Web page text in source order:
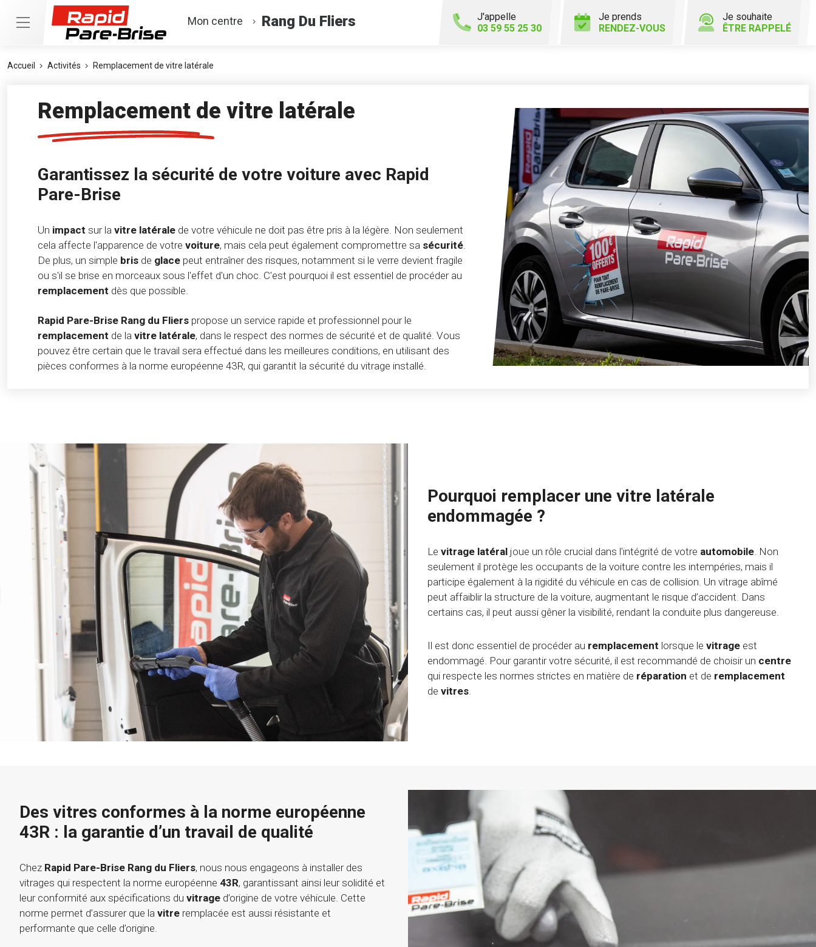
Mon centre Rang Du Fliers
J'appelle
03 59 55 25 30
Je prends
RENDEZ-VOUS
Je souhaite
ÊTRE RAPPELÉ
Accueil Activités Remplacement de vitre latérale
Remplacement de vitre latérale
Garantissez la sécurité de votre voiture avec Rapid
Pare-Brise
Un impact sur la vitre latérale de votre véhicule ne doit pas être pris à la légère. Non seulement
cela affecte l'apparence de votre voiture, mais cela peut également compromettre sa sécurité.
De plus, un simple bris de glace peut entraîner des risques, notamment si le verre devient fragile
ou s'il se brise en morceaux sous l'effet d'un choc. C'est pourquoi il est essentiel de procéder au
remplacement dès que possible.
Rapid Pare-Brise Rang du Fliers propose un service rapide et professionnel pour le
remplacement de la vitre latérale, dans le respect des normes de sécurité et de qualité. Vous
pouvez être certain que le travail sera effectué dans les meilleures conditions, en utilisant des
pièces conformes à la norme européenne 43R, qui garantit la sécurité du vitrage installé.
Pourquoi remplacer une vitre latérale
endommagée ?
Le vitrage latéral joue un rôle crucial dans l'intégrité de votre automobile. Non
seulement il protège les occupants de la voiture contre les intempéries, mais il
participe également à la rigidité du véhicule en cas de collision. Un vitrage abîmé
peut affaiblir la structure de la voiture, augmentant le risque d’accident. Dans
certains cas, il peut aussi gêner la visibilité, rendant la conduite plus dangereuse.
Il est donc essentiel de procéder au remplacement lorsque le vitrage est
endommagé. Pour garantir votre sécurité, il est recommandé de choisir un centre
qui respecte les normes strictes en matière de réparation et de remplacement
de vitres.
Des vitres conformes à la norme européenne
43R : la garantie d’un travail de qualité
Chez Rapid Pare-Brise Rang du Fliers, nous nous engageons à installer des
vitrages qui respectent la norme européenne 43R, garantissant ainsi leur solidité et
leur conformité aux spécifications du vitrage d’origine de votre véhicule. Cette
norme permet d’assurer que la vitre remplacée est aussi résistante et
performante que celle d’origine.